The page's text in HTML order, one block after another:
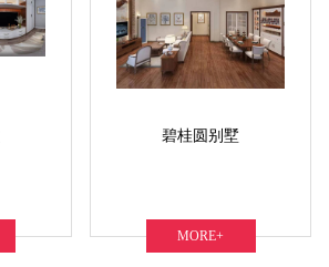
MORE+
碧桂圆别墅